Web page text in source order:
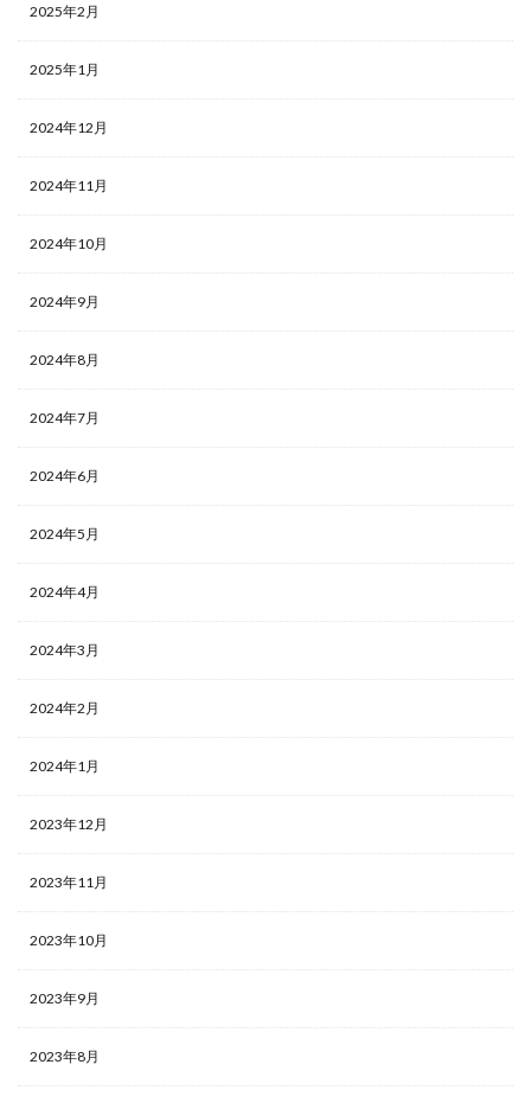
2025年2月
2025年1月
2024年12月
2024年11月
2024年10月
2024年9月
2024年8月
2024年7月
2024年6月
2024年5月
2024年4月
2024年3月
2024年2月
2024年1月
2023年12月
2023年11月
2023年10月
2023年9月
2023年8月